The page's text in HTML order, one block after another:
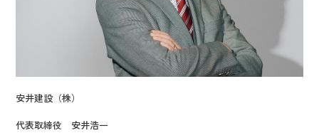
安井建設（株）
代表取締役 安井浩一